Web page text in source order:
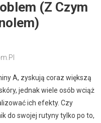
(z Czym
A, zyskują coraz większą
jednak wiele osób wciąż
ich efekty. Czy
do swojej rutyny tylko po to,